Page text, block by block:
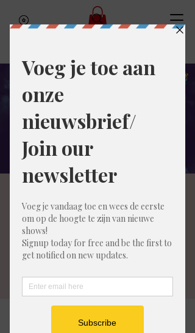
Comedy Open Mic (NL)
Thu, Mar 26
  |
Gent
Tickets zijn niet te koop
Time & Location